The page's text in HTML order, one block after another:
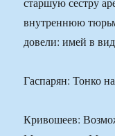
внутреннюю
довели: имей в
Гаспарян: Тонко
Кривошеев: